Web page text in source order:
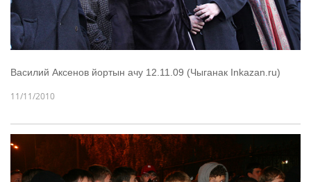
Василий Аксенов йортын ачу 12.11.09 (Чыганак Inkazan.ru)
11/11/2010